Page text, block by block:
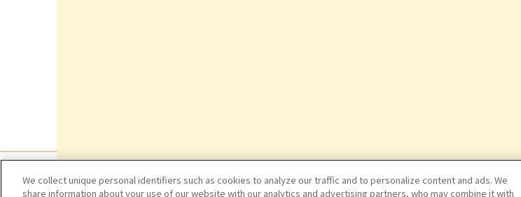
We collect unique personal identifiers such as cookies to analyze our traffic and to personalize content and ads. We
share information about your use of our website with our analytics and advertising partners, who may combine it with